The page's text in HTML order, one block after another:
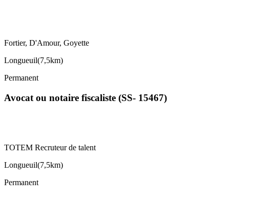
Fortier, D'Amour, Goyette
Longueuil(7,5km)
Permanent
Avocat ou notaire fiscaliste (SS- 15467)
TOTEM Recruteur de talent
Longueuil(7,5km)
Permanent